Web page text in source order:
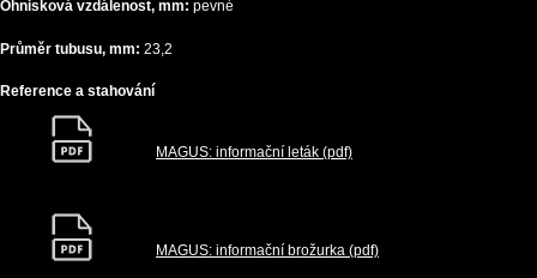
Ohnisková vzdálenost, mm: pevné
Průměr tubusu, mm: 23,2
Reference a stahování
MAGUS: informační leták (pdf)
MAGUS: informační brožurka (pdf)